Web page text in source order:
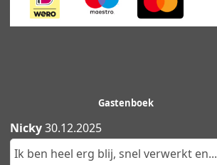
Gastenboek
Nicky30.12.2025
Ik ben heel erg blij, snel verwerkt en...